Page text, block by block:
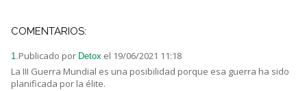
COMENTARIOS:
1.Publicado por Detox el 19/06/2021 11:18
La III Guerra Mundial es una posibilidad porque esa guerra ha sido
planificada por la élite.